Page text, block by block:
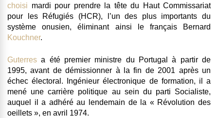
choisi mardi pour prendre la tête du Haut Commissariat
pour les Réfugiés (HCR), l’un des plus importants du
système onusien, éliminant ainsi le français Bernard
Kouchner.
Guterres a été premier ministre du Portugal à partir de
1995, avant de démissionner à la fin de 2001 après un
échec électoral. Ingénieur électronique de formation, il a
mené une carrière politique au sein du parti Socialiste,
auquel il a adhéré au lendemain de la « Révolution des
oeillets », en avril 1974.